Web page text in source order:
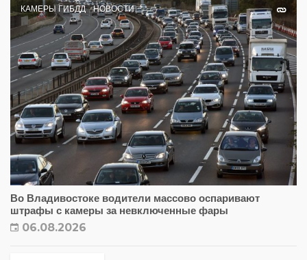
КАМЕРЫ ГИБДД НОВОСТИ
Во Владивостоке водители массово оспаривают
штрафы с камеры за невключенные фары
06.08.2026